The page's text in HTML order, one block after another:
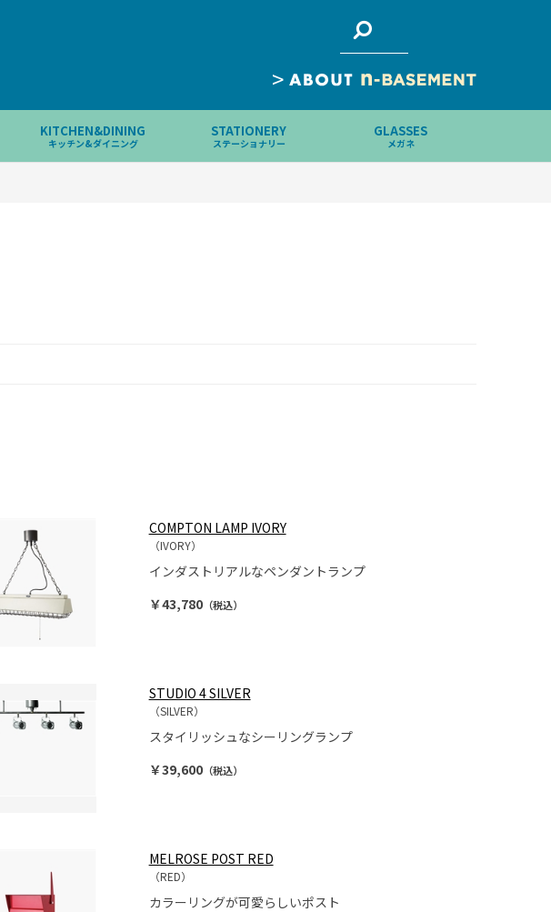
>
KITCHEN&DINING
キッチン&ダイニング
STATIONERY
ステーショナリー
GLASSES
メガネ
COMPTON LAMP IVORY
（IVORY）
インダストリアルなペンダントランプ
￥43,780（税込）
STUDIO 4 SILVER
（SILVER）
スタイリッシュなシーリングランプ
￥39,600（税込）
MELROSE POST RED
（RED）
カラーリングが可愛らしいポスト